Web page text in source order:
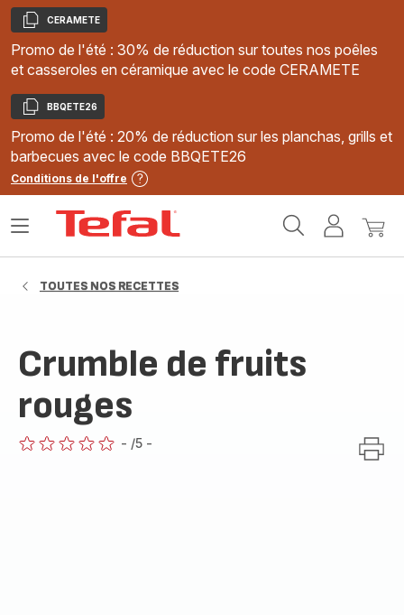
Copier
CERAMETE
Promo de l'été : 30% de réduction sur toutes nos poêles
et casseroles en céramique avec le code CERAMETE
Copier
BBQETE26
Promo de l'été : 20% de réduction sur les planchas, grills et
barbecues avec le code BBQETE26
Conditions de l'offre
MonMon
Ouvrir
TOUTES NOS RECETTES
Crumble de fruits
rouges
- /5 -